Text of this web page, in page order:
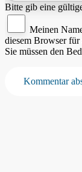
Bitte gib eine
Meinen
diesem Browser für
Sie müssen den
Kommentar